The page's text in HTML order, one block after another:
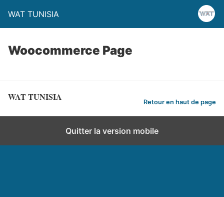
WAT TUNISIA
Woocommerce Page
WAT TUNISIA Retour en haut de page
Quitter la version mobile